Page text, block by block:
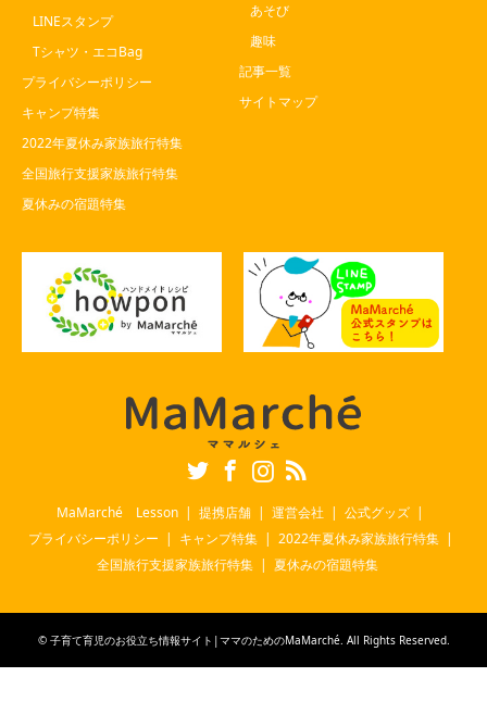
LINEスタンプ
Tシャツ・エコBag
プライバシーポリシー
キャンプ特集
2022年夏休み家族旅行特集
全国旅行支援家族旅行特集
夏休みの宿題特集
あそび
趣味
記事一覧
サイトマップ
RSS
MaMarché Lesson 提携店舗 運営会社
公式グッズ
プライバシーポリシー
キャンプ特集
2022年夏休み家族旅行特集
全国旅行支援家族旅行特集
夏休みの宿題特集
© 子育て育児のお役立ち情報サイト|ママのためのMaMarché. All Rights Reserved.